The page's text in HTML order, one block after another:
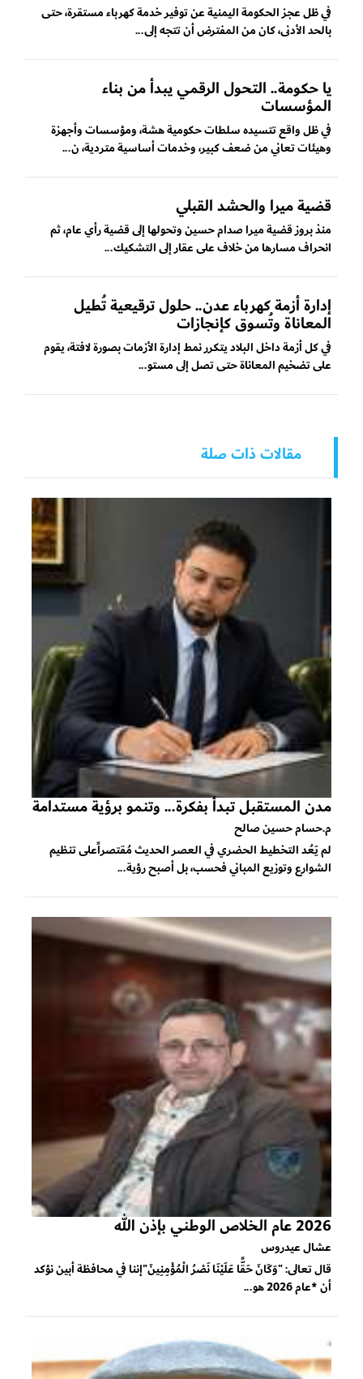
في ظل عجز الحكومة اليمنية عن توفير خدمة كهرباء مستقرة، حتى
بالحد الأدنى، كان من المفترض أن تتجه إلى...
يا حكومة.. التحول الرقمي يبدأ من بناء
المؤسسات
في ظل واقع تتسيده سلطات حكومية هشة، ومؤسسات وأجهزة
وهيئات تعاني من ضعف كبير، وخدمات أساسية متردية، ن...
قضية ميرا والحشد القبلي
منذ بروز قضية ميرا صدام حسين وتحولها إلى قضية رأي عام، ثم
انحراف مسارها من خلاف على عقار إلى التشكيك...
إدارة أزمة كهرباء عدن.. حلول ترقيعية تُطيل
المعاناة وتُسوق كإنجازات
في كل أزمة داخل البلاد يتكرر نمط إدارة الأزمات بصورة لافتة، يقوم
على تضخيم المعاناة حتى تصل إلى مستو...
مقالات ذات صلة
مدن المستقبل تبدأ بفكرة... وتنمو برؤية مستدامة
م.حسام حسين صالح
لم يَعُد التخطيط الحضري في العصر الحديث مُقتصراًعلى تنظيم
الشوارع وتوزيع المباني فحسب، بل أصبح رؤية...
2026 عام الخلاص الوطني بإذن الله
عشال عيدروس
قال تعالى: "وَكَانَ حَقًّا عَلَيْنَا نَصْرُ الْمُؤْمِنِينَ"إننا في محافظة أبين نؤكد
أن *عام 2026 هو...